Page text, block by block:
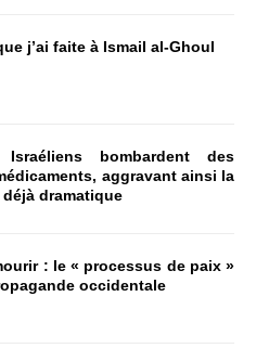
j’ai faite à Ismail al-Ghoul
bombardent des
aggravant ainsi la
dramatique
: le « processus de paix »
occidentale